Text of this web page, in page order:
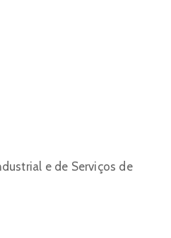
e de Serviços de